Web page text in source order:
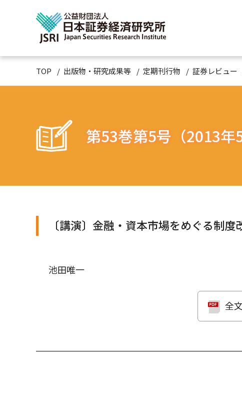
TOP 出版物・研究成果等 定期刊行物 証券レビュー
第53巻第5号（2013年5
〔講演〕金融・資本市場をめぐる制度
池田唯一
全